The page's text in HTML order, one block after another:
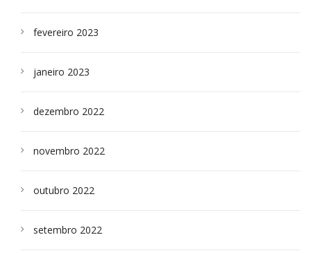
fevereiro 2023
janeiro 2023
dezembro 2022
novembro 2022
outubro 2022
setembro 2022